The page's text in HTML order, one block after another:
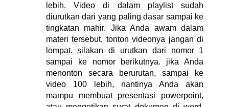
lebih. Video di dalam playlist sudah
diurutkan dari yang paling dasar sampai ke
tingkatan mahir. Jika Anda awam dalam
materi tersebut, tonton videonya jangan di
lompat. silakan di urutkan dari nomor 1
sampai ke nomor berikutnya. jika Anda
menonton secara berurutan, sampai ke
video 100 lebih, nantinya Anda akan
mampu membuat presentasi powerpoint,